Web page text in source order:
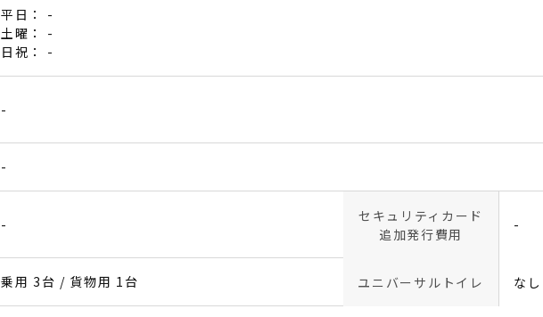
平日： -
土曜： -
日祝： -
-
-
-
セキュリティカード
追加発行費用
-
乗用 3台 / 貨物用 1台 ユニバーサルトイレ なし